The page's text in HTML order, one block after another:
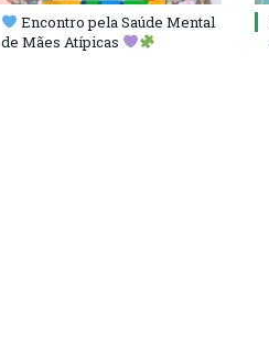
Encontro pela Saúde Mental
de Mães Atípicas